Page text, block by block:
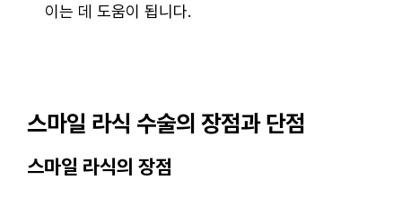
이는 데 도움이 됩니다.
스마일 라식 수술의 장점과 단점
스마일 라식의 장점